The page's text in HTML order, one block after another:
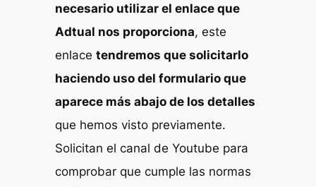
necesario utilizar el enlace que
Adtual nos proporciona, este
enlacetendremos que solicitarlo
haciendo uso del formulario que
aparece más abajo de los detalles
que hemos visto previamente.
Solicitan el canal de Youtube para
comprobar que cumple las normas